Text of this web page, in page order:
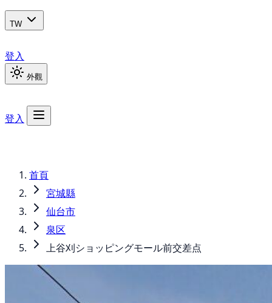
TW
登入
外觀
登入
首頁
宮城縣
仙台市
泉区
上谷刈ショッピングモール前交差点